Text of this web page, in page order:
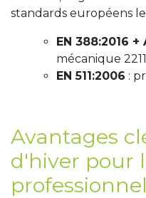
standards européens
EN 388:2016 +
mécanique
EN 511:2006 :
Avantages
d'hiver pour